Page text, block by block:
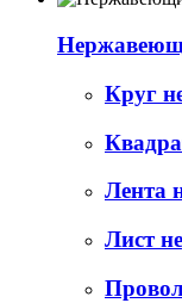
Круг
Лента
Лист